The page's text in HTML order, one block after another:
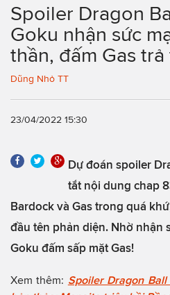
Spoiler Dragon
Goku nhận sức
thần, đấm Gas
Dũng Nhỏ TT
23/04/2022 15:30
Dự đoán spoiler
tắt nội dung chap
Bardock và Gas trong quá
đầu tên phản diện. Nhờ nhận
Goku đấm sấp mặt Gas!
Xem thêm: Spoiler Dragon